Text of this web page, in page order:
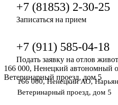
+7 (81853) 2-30-25
Записаться на прием
+7 (911) 585-04-18
Подать заявку на отлов
166 000, Ненецкий автономный
Ветеринарный проезд, дом 5
166 000, Ненецкий АО,
Ветеринарный проезд, дом 5